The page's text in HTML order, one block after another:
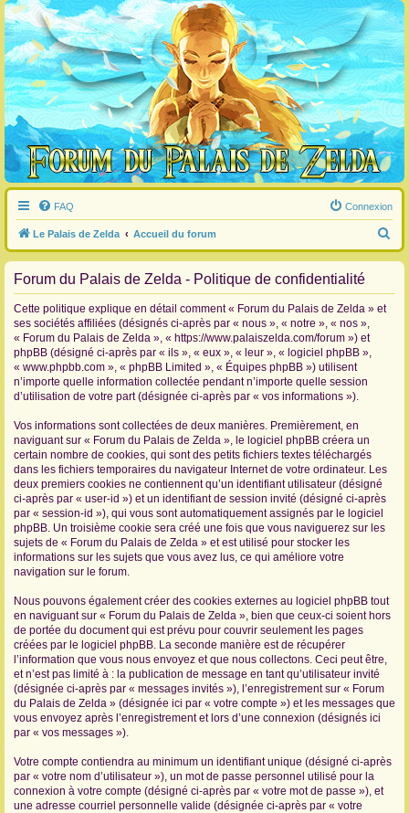
FAQ Connexion
Le Palais de Zelda Accueil du forum
e
Forum du Palais de Zelda - Politique de confidentialité
Cette politique explique en détail comment « Forum du Palais de Zelda » et
ses sociétés affiliées (désignés ci-après par « nous », « notre », « nos »,
« Forum du Palais de Zelda », « https://www.palaiszelda.com/forum ») et
phpBB (désigné ci-après par « ils », « eux », « leur », « logiciel phpBB »,
« www.phpbb.com », « phpBB Limited », « Équipes phpBB ») utilisent
n’importe quelle information collectée pendant n’importe quelle session
d’utilisation de votre part (désignée ci-après par « vos informations »).
Vos informations sont collectées de deux manières. Premièrement, en
naviguant sur « Forum du Palais de Zelda », le logiciel phpBB créera un
certain nombre de cookies, qui sont des petits fichiers textes téléchargés
dans les fichiers temporaires du navigateur Internet de votre ordinateur. Les
deux premiers cookies ne contiennent qu’un identifiant utilisateur (désigné
ci-après par « user-id ») et un identifiant de session invité (désigné ci-après
par « session-id »), qui vous sont automatiquement assignés par le logiciel
phpBB. Un troisième cookie sera créé une fois que vous naviguerez sur les
sujets de « Forum du Palais de Zelda » et est utilisé pour stocker les
informations sur les sujets que vous avez lus, ce qui améliore votre
navigation sur le forum.
Nous pouvons également créer des cookies externes au logiciel phpBB tout
en naviguant sur « Forum du Palais de Zelda », bien que ceux-ci soient hors
de portée du document qui est prévu pour couvrir seulement les pages
créées par le logiciel phpBB. La seconde manière est de récupérer
l’information que vous nous envoyez et que nous collectons. Ceci peut être,
et n’est pas limité à : la publication de message en tant qu’utilisateur invité
(désignée ci-après par « messages invités »), l’enregistrement sur « Forum
du Palais de Zelda » (désignée ici par « votre compte ») et les messages que
vous envoyez après l’enregistrement et lors d’une connexion (désignés ici
par « vos messages »).
Votre compte contiendra au minimum un identifiant unique (désigné ci-après
par « votre nom d’utilisateur »), un mot de passe personnel utilisé pour la
connexion à votre compte (désigné ci-après par « votre mot de passe »), et
une adresse courriel personnelle valide (désignée ci-après par « votre